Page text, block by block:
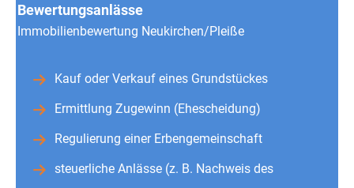
Bewertungsanlässe
Immobilienbewertung Neukirchen/Pleiße
Kauf oder Verkauf eines Grundstückes
Ermittlung Zugewinn (Ehescheidung)
Regulierung einer Erbengemeinschaft
steuerliche Anlässe (z. B. Nachweis des